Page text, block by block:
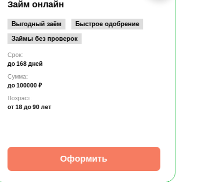
Займ онлайн
Выгодный заём
Быстрое одобрение
Займы без проверок
Срок:
до 168 дней
Сумма:
до 100000 ₽
Возраст:
от 18 до 90 лет
Оформить